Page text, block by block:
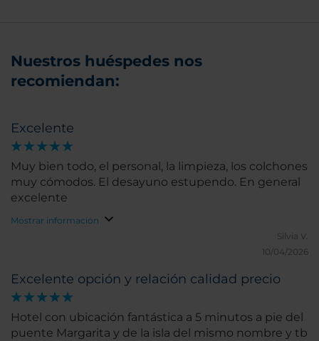
Nuestros huéspedes nos
recomiendan:
Excelente
Muy bien todo, el personal, la limpieza, los colchones
muy cómodos. El desayuno estupendo. En general
excelente
Mostrar información
Silvia V.
10/04/2026
Excelente opción y relación calidad precio
Hotel con ubicación fantástica a 5 minutos a pie del
puente Margarita y de la isla del mismo nombre y tb